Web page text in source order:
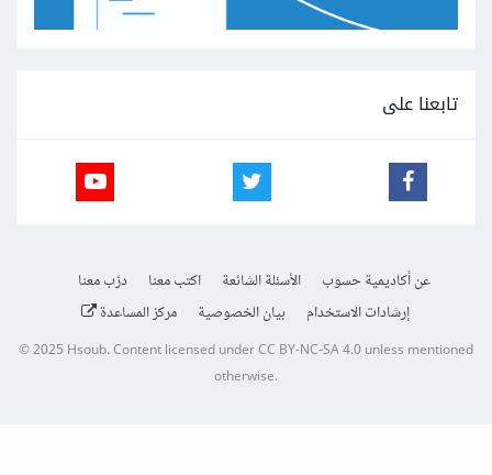
تابعنا على
عن أكاديمية حسوب الأسئلة الشائعة اكتب معنا
درّب معنا
إرشادات الاستخدام
بيان الخصوصية مركز المساعدة
© 2025 Hsoub.Content licensed underCC BY-NC-SA 4.0unless mentioned
otherwise.